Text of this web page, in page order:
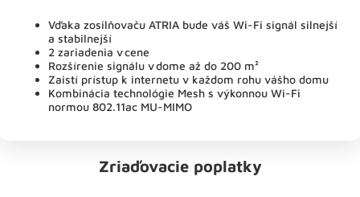
Vďaka zosilňovaču ATRIA bude váš Wi-Fi signál silnejší
a stabilnejší
2 zariadenia v cene
Rozšírenie signálu v dome až do 200 m²
Zaistí prístup k internetu v každom rohu vášho domu
Kombinácia technológie Mesh s výkonnou Wi-Fi
normou 802.11ac MU-MIMO
Zriaďovacie poplatky